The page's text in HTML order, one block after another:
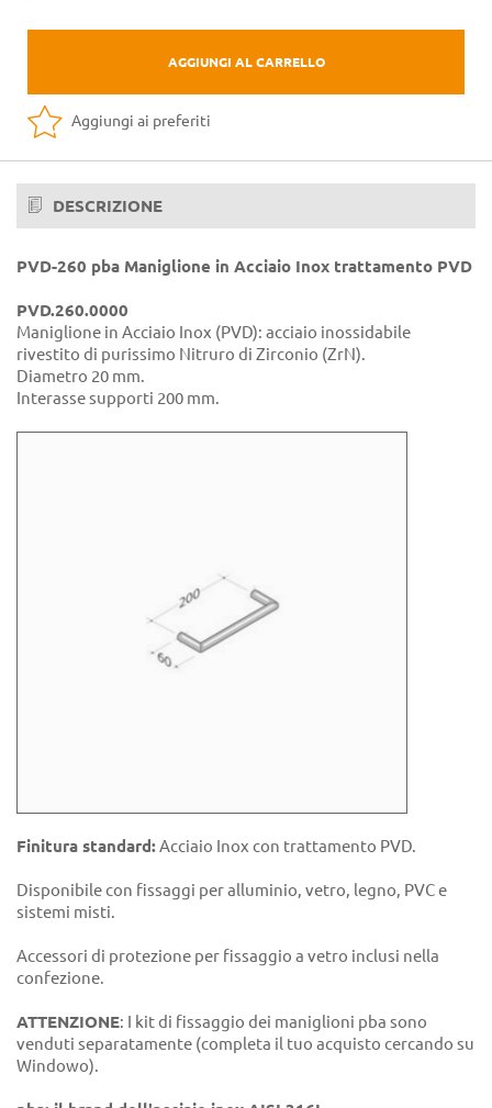
AGGIUNGI AL CARRELLO
Aggiungi ai preferiti
DESCRIZIONE
PVD-260 pba Maniglione in Acciaio Inox trattamento PVD
PVD.260.0000
Maniglione in Acciaio Inox (PVD): acciaio inossidabile
rivestito di purissimo Nitruro di Zirconio (ZrN).
Diametro 20 mm.
Interasse supporti 200 mm.
Finitura standard:Acciaio Inox con trattamento PVD.
Disponibile con fissaggi per alluminio, vetro, legno, PVC e
sistemi misti.
Accessori di protezione per fissaggio a vetro inclusi nella
confezione.
ATTENZIONE: I kit di fissaggio dei maniglioni pba sono
venduti separatamente (completa il tuo acquisto cercando su
Windowo).